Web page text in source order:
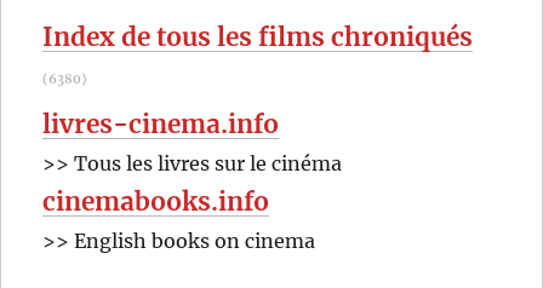
Index de tous les films chroniqués
(6380)
livres-cinema.info
>> Tous les livres sur le cinéma
cinemabooks.info
>> English books on cinema